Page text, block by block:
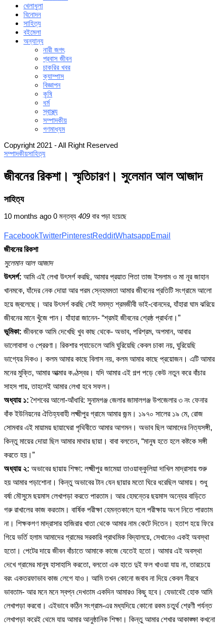
খেলাধুলা
বিনোদন
সাহিত্য
বইমেলা
অন্যান্য
নারী জগৎ
প্রবাস জীবন
চাকরির খবর
ক্যাম্পাস
বিজ্ঞাপন
কৃষি
ধর্ম
স্বাস্থ্য
সম্পাদকীয়
গণমাধ্যম
Copyright 2021 - All Right Reserved
সম্পাদকীয়সাহিত্য
জীবনের রিকশা। স্মৃতিচারণ। সুলেমান আল আজাদ
সাহিত্য
10 months ago 0 মন্তব্য 409 বার পড়া হয়েছে
FacebookTwitterPinterestRedditWhatsappEmail
জীবনের রিকশা
সুলেমান আল আজাদ
উৎসর্গ: আমি এই লেখা উৎসর্গ করছি, আমার প্রয়াত পিতা তাজ ইসলাম ও মা নূর জাহান
খানমকে, যাঁদের নেক দোয়া আর পরম স্নেহমমতা আমার জীবনের প্রতিটি সংগ্রামে আলো
হয়ে জ্বলেছে। আর উৎসর্গ করছি সেই সমস্ত শ্রমজীবী ভাই-বোনদের, যাঁহারা ঘাম ঝরিয়ে
জীবনের মানে খুঁজে পান। যাঁহারা জানেন- “শ্রমই জীবনের শ্রেষ্ঠ প্রার্থনা।”
ভূমিকা: জীবনকে আমি দেখেছি খুব কাছ থেকে- অভাব, পরিশ্রম, অপমান, আবার
ভালোবাসা ও প্রেরণা। রিকশার প্যাডেলে আমি ঘুরিয়েছি কেবল চাকা নয়, ঘুরিয়েছি
ভাগ্যের দিকও। কলম আমার কাছে বিলাস নয়, কলম আমার কাছে প্রয়োজন। এটি আমার
মনের মুক্তি, আমার আত্মার কণ্ঠস্বর। যদি আমার এই গল্প পড়ে কেউ নতুন করে বাঁচার
সাহস পায়, তাহলেই আমার লেখা হবে সফল।
অধ্যায় ১:শৈশবের আলো-আঁধারি: সুনামগঞ্জ জেলার জামালগঞ্জ উপজেলার ৩ নং ফেনার
বাঁক ইউনিয়নের ঐতিহ্যবাহী লক্ষ্মীপুর গ্রামে আমার জন্ম। ১৯৭০ সালের ১৯ মে, রোজ
সোমবার এই মায়াময় ছায়াঘেরা পৃথিবীতে আমার আগমন। অভাব ছিল আমাদের নিত্যসঙ্গী,
কিন্তু মায়ের দোয়া ছিল আমার মাথার ছায়া। বাবা বলতেন, “মানুষ হতে হলে কষ্টকে সঙ্গী
করতে হয়।”
অধ্যায় ২: অভাবের ছায়ায় শিক্ষা: লক্ষ্মীপুর জামেয়া তাওয়াক্কুলিয়া দাখিল মাদ্রাসায় শুরু
হয় আমার পড়াশোনা। কিন্তু অভাবের টান যেন ছায়ার মতো ঘিরে ধরেছিল আমায়। শুধু
বর্ষা মৌসুমে ছয়মাস লেখাপড়া করতে পারতাম। আর হেমন্তের ছয়মাস অন্যের বাড়িতে
গরু রাখালের কাজ করতাম। বার্ষিক পরীক্ষা হেমন্তকালে হলে পরীক্ষায় অংশ নিতে পারতাম
না। শিক্ষকগণ মাদ্রাসার হাজিরার খাতা থেকে আমার নাম কেটে দিতেন। হতাশ হয়ে ফিরে
গিয়ে ভর্তি হলাম আমাদের গ্রামের সরকারি প্রাথমিক বিদ্যালয়ে, সেখানেও একই অবস্থা
হতো। পেটের দায়ে জীবন বাঁচাতে আমাকে কাজে যেতেই হতো। আমার এই অবস্থা
দেখে গ্রামের মানুষ হাসাহাসি করতো, বলতো এক হাতে দুই ফল খাওয়া যায় না, তারচেয়ে
বরং একতরফাভাব কাজ লেগে যাও। আমি তখন কোনো জবাব না দিয়ে কেবল নীরবে
ভাবতাম- আর মনে মনে স্বপ্ন দেখতাম একদিন আমারও কিছু হবে। যেভাবেই হোক আমি
লেখাপড়া করবো। এইভাবে কঠিন সংগ্রাম-এর মধ্যদিয়ে কোনো রকম চতুর্থ শ্রেণী পর্যন্ত
লেখাপড়া করেই থেমে যায় আমার আনুষ্ঠানিক শিক্ষা। কিন্তু আমার শেখার আকাঙ্ক্ষা কখনো